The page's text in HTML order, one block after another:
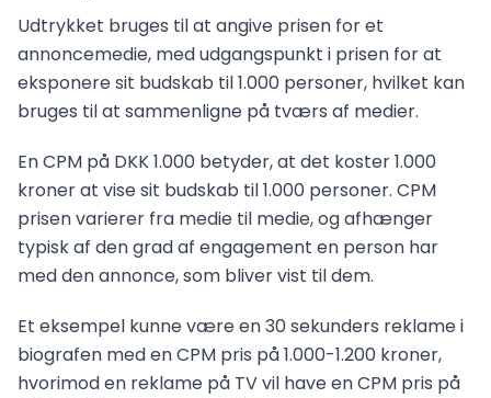
Udtrykket bruges til at angive prisen for et
annoncemedie, med udgangspunkt i prisen for at
eksponere sit budskab til 1.000 personer, hvilket kan
bruges til at sammenligne på tværs af medier.
En CPM på DKK 1.000 betyder, at det koster 1.000
kroner at vise sit budskab til 1.000 personer. CPM
prisen varierer fra medie til medie, og afhænger
typisk af den grad af engagement en person har
med den annonce, som bliver vist til dem.
Et eksempel kunne være en 30 sekunders reklame i
biografen med en CPM pris på 1.000-1.200 kroner,
hvorimod en reklame på TV vil have en CPM pris på